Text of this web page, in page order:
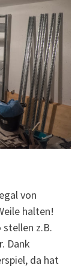
von
halten!
z.B.
Dank
da hat